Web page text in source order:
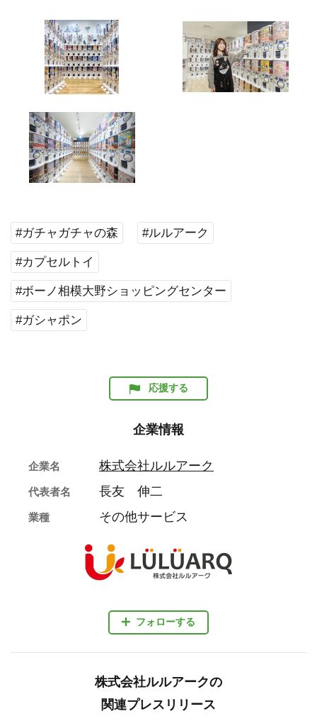
#ガチャガチャの森 #ルルアーク
#カプセルトイ
#ボーノ相模大野ショッピングセンター
#ガシャポン
応援する
企業情報
フォローする
企業名 株式会社ルルアーク
代表者名 長友 伸二
業種 その他サービス
株式会社ルルアークの
関連プレスリリース